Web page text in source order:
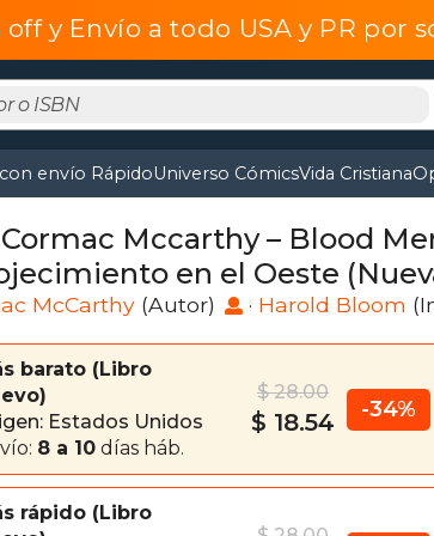
off y Envío a todo USA y PR por
envío RápidoUniverso CómicsVida Cristiana
Mccarthy – Blood
en el Oeste
McCarthy (Autor) · Harold Bloom
barato
Libro
Estados Unidos
8 a 10 días háb.
$ 28.00
$ 18.54 -34%
rápido
Libro